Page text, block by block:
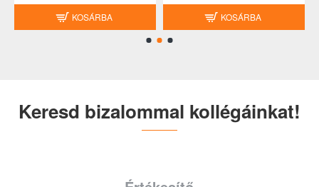
KOSÁRBA KOSÁRBA
Keresd bizalommal kollégáinkat!